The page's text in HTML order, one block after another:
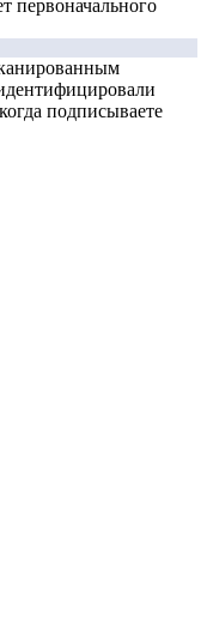
первоначального
подписываете